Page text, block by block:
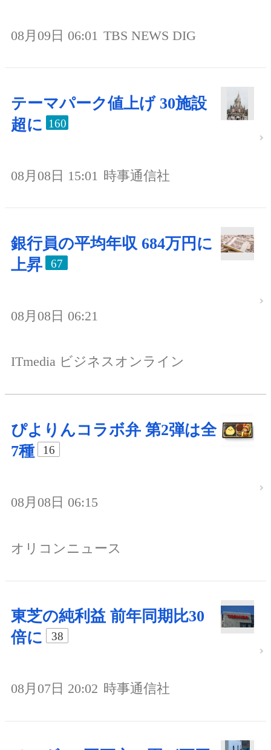
08月09日 06:01 TBS NEWS DIG
テーマパーク値上げ 30施設
超に 160
08月08日 15:01 時事通信社
銀行員の平均年収 684万円に
上昇
67
08月08日 06:21
ITmedia ビジネスオンライン
ぴよりんコラボ弁 第2弾は全
7種
16
08月08日 06:15
オリコンニュース
東芝の純利益 前年同期比30
倍に
38
08月07日 20:02 時事通信社